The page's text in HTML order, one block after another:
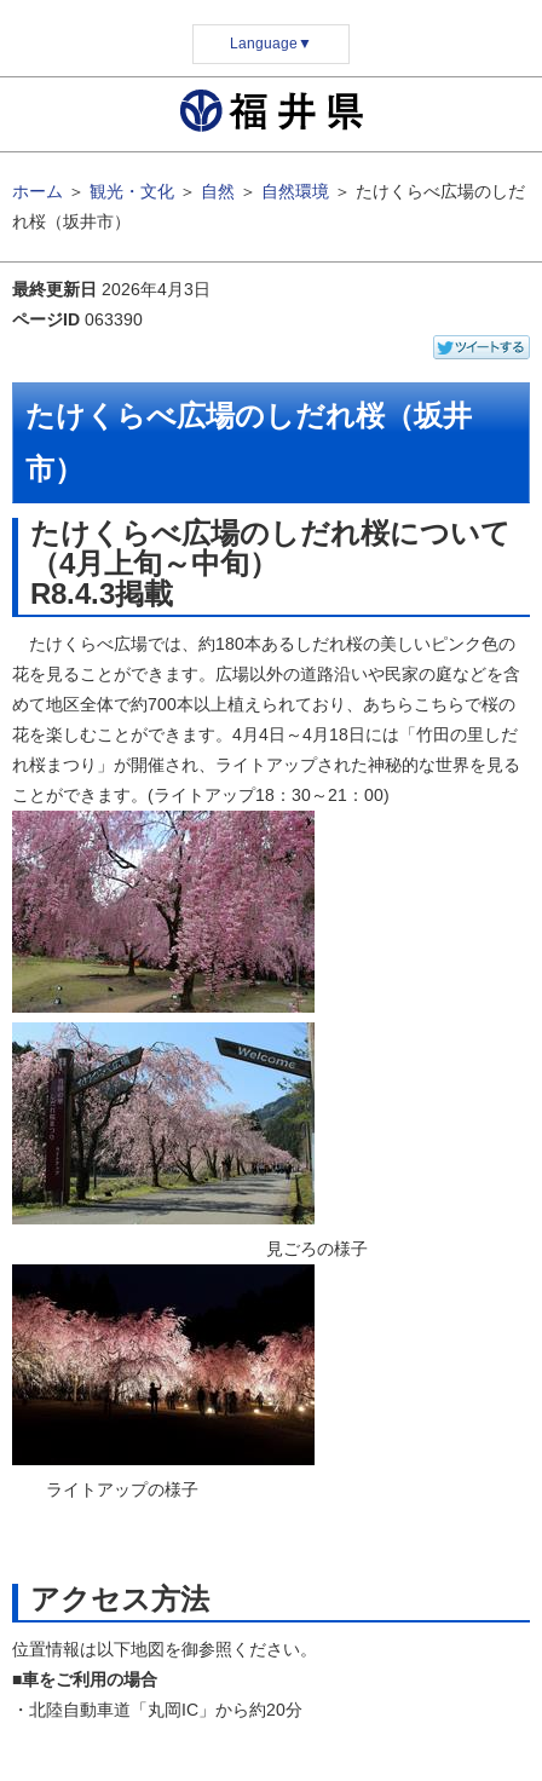
Language ▼
ホーム ＞ 観光・文化 ＞ 自然 ＞ 自然環境 ＞ たけくらべ広場のしだ
れ桜（坂井市）
最終更新日 2026年4月3日
ページID 063390
たけくらべ広場のしだれ桜（坂井
市）
たけくらべ広場のしだれ桜について
（4月上旬～中旬）
R8.4.3掲載
たけくらべ広場では、約180本あるしだれ桜の美しいピンク色の
花を見ることができます。広場以外の道路沿いや民家の庭などを含
めて地区全体で約700本以上植えられており、あちらこちらで桜の
花を楽しむことができます。4月4日～4月18日には「竹田の里しだ
れ桜まつり」が開催され、ライトアップされた神秘的な世界を見る
ことができます。(ライトアップ18：30～21：00)
見ごろの様子
ライトアップの様子
アクセス方法
位置情報は以下地図を御参照ください。
■車をご利用の場合
・北陸自動車道「丸岡IC」から約20分